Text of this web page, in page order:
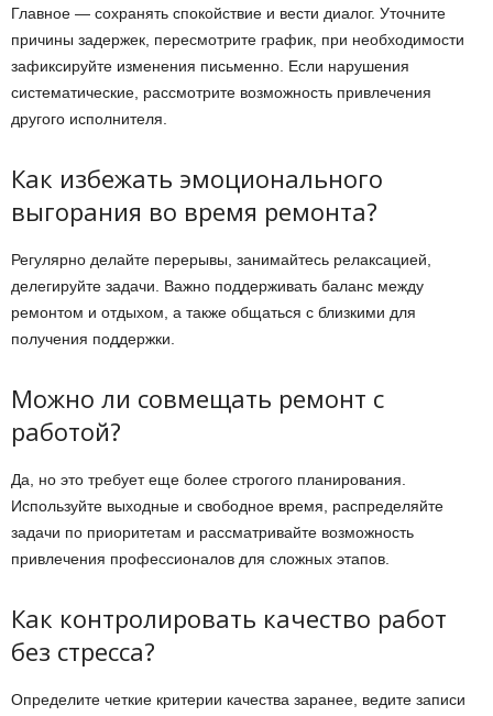
Главное — сохранять спокойствие и вести диалог. Уточните
причины задержек, пересмотрите график, при необходимости
зафиксируйте изменения письменно. Если нарушения
систематические, рассмотрите возможность привлечения
другого исполнителя.
Как избежать эмоционального
выгорания во время ремонта?
Регулярно делайте перерывы, занимайтесь релаксацией,
делегируйте задачи. Важно поддерживать баланс между
ремонтом и отдыхом, а также общаться с близкими для
получения поддержки.
Можно ли совмещать ремонт с
работой?
Да, но это требует еще более строгого планирования.
Используйте выходные и свободное время, распределяйте
задачи по приоритетам и рассматривайте возможность
привлечения профессионалов для сложных этапов.
Как контролировать качество работ
без стресса?
Определите четкие критерии качества заранее, ведите записи